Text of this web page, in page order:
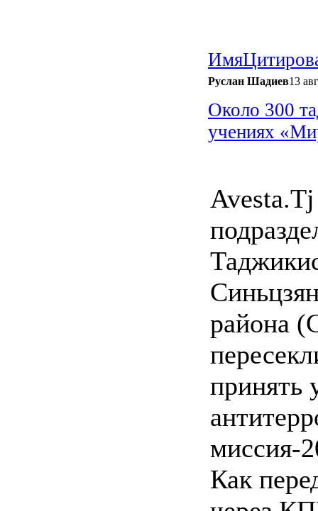
Имя
Руслан Шадиев13
Около 300
учениях
района
принять
миссия-
Как